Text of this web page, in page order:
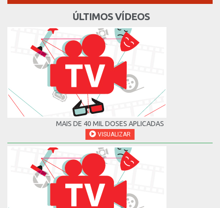
ÚLTIMOS VÍDEOS
MAIS DE 40 MIL DOSES APLICADAS
VISUALIZAR